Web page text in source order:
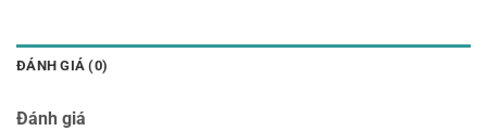
ĐÁNH GIÁ (0)
Đánh giá